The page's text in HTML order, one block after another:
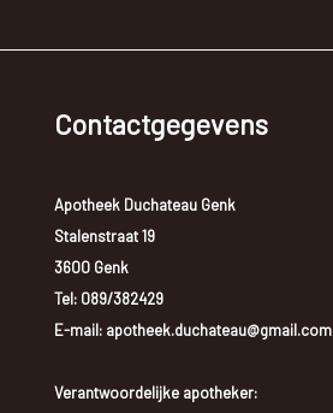
Contactgegevens
Apotheek Duchateau Genk
Stalenstraat 19
3600 Genk
Tel: 089/382429
E-mail: apotheek.duchateau@gmail.com
Verantwoordelijke apotheker: